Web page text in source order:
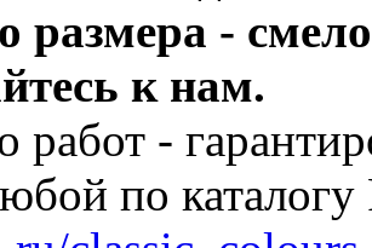
размера - смело
к нам.
работ -
по